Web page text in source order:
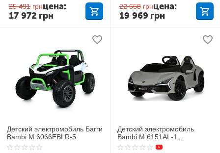
25 491 грн
17 972 грн
цена: 22 658 грн
19 969 грн
цена:
Детский электромобиль Багги
Bambi M 6066EBLR-5
Детский электромобиль
Bambi M 6151AL-1
Lamborghini